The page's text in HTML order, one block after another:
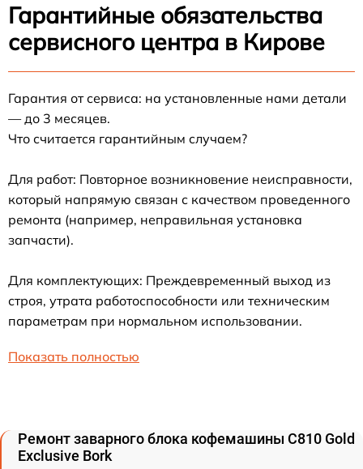
Гарантийные обязательства
сервисного центра в Кирове
Гарантия от сервиса: на установленные нами детали
— до 3 месяцев.
Что считается гарантийным случаем?
Для работ: Повторное возникновение неисправности,
который напрямую связан с качеством проведенного
ремонта (например, неправильная установка
запчасти).
Для комплектующих: Преждевременный выход из
строя, утрата работоспособности или техническим
параметрам при нормальном использовании.
Показать полностью
Ремонт заварного блока кофемашины C810 Gold
Exclusive Bork